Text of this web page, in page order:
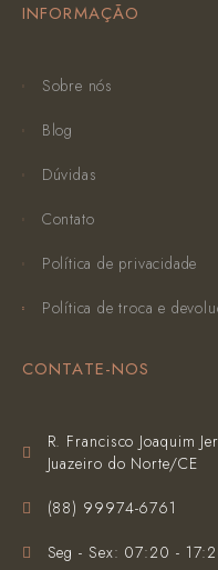
INFORMAÇÃO
Sobre nós
Blog
Dúvidas
Contato
Política de privacidade
Política de troca e
CONTATE-NOS
R. Francisco Joaquim
Juazeiro do Norte/CE
(‪88) 99974-6761‬
Seg - Sex: 07:20 -